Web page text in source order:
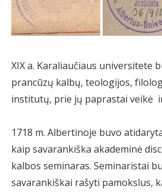
XIX a. Karaliaučiaus universitete
prancūzų kalbų, teologijos,
institutų, prie jų paprastai veikė
1718 m. Albertinoje buvo
kaip savarankiška akademinė
kalbos seminaras. Seminaristai
savarankiškai rašyti pamokslus,